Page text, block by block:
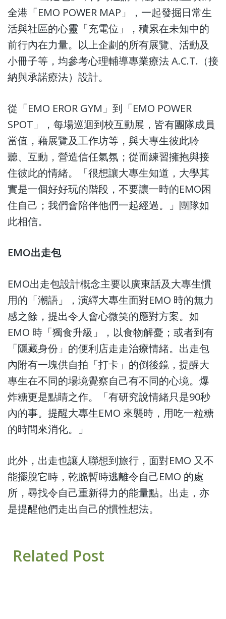
全港「EMO POWER MAP」，一起發掘日常生
活與社區的心靈「充電位」，積累在未知中的
前行內在力量。以上企劃的所有展覽、活動及
小冊子等，均參考心理輔導專業療法 A.C.T.（接
納與承諾療法）設計。
從「EMO EROR GYM」到「EMO POWER
SPOT」，每場巡迴到校互動展，皆有團隊成員
當值，藉展覽及工作坊等，與大專生彼此聆
聽、互動，營造信任氣氛；從而練習擁抱與接
住彼此的情緒。「很想讓大專生知道，大學其
實是一個好好玩的階段，不要讓一時的EMO困
住自己；我們會陪伴他們一起經過。」團隊如
此相信。
EMO出走包
EMO出走包設計概念主要以廣東話及大專生慣
用的「潮語」，演繹大專生面對EMO 時的無力
感之餘，提出令人會心微笑的應對方案。如
EMO 時「獨食升級」，以食物解憂；或者到有
「隱藏身份」的便利店走走治療情緒。出走包
內附有一塊供自拍「打卡」的倒後鏡，提醒大
專生在不同的場境覺察自己有不同的心境。爆
炸糖更是點睛之作。「有研究說情緒只是90秒
內的事。提醒大專生EMO 來襲時，用吃一粒糖
的時間來消化。」
此外，出走也讓人聯想到旅行，面對EMO 又不
能擺脫它時，乾脆暫時逃離令自己EMO 的處
所，尋找令自己重新得力的能量點。出走，亦
是提醒他們走出自己的慣性想法。
Related Post